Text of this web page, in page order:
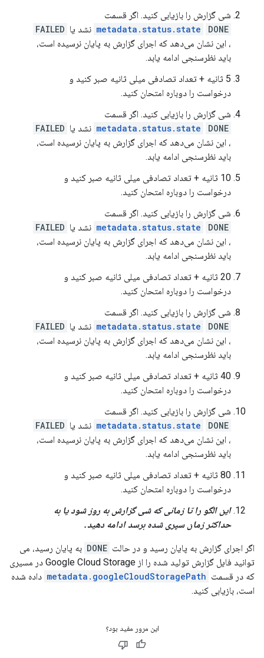
شی گزارش را بازیابی کنید. اگر قسمت
metadata.status.state
DONE نشد یا FAILED
، این نشان می‌دهد که اجرای گزارش به پایان نرسیده است،
باید نظرسنجی ادامه یابد.
5 ثانیه + تعداد تصادفی میلی ثانیه صبر کنید و
درخواست را دوباره امتحان کنید.
شی گزارش را بازیابی کنید. اگر قسمت
metadata.status.state
DONE نشد یا FAILED
، این نشان می‌دهد که اجرای گزارش به پایان نرسیده است،
باید نظرسنجی ادامه یابد.
10 ثانیه + تعداد تصادفی میلی ثانیه صبر کنید و
درخواست را دوباره امتحان کنید.
شی گزارش را بازیابی کنید. اگر قسمت
metadata.status.state
DONE نشد یا FAILED
، این نشان می‌دهد که اجرای گزارش به پایان نرسیده است،
باید نظرسنجی ادامه یابد.
20 ثانیه + تعداد تصادفی میلی ثانیه صبر کنید و
درخواست را دوباره امتحان کنید.
شی گزارش را بازیابی کنید. اگر قسمت
metadata.status.state
DONE نشد یا FAILED
، این نشان می‌دهد که اجرای گزارش به پایان نرسیده است،
باید نظرسنجی ادامه یابد.
40 ثانیه + تعداد تصادفی میلی ثانیه صبر کنید و
درخواست را دوباره امتحان کنید.
شی گزارش را بازیابی کنید. اگر قسمت
metadata.status.state
DONE نشد یا FAILED
، این نشان می‌دهد که اجرای گزارش به پایان نرسیده است،
باید نظرسنجی ادامه یابد.
80 ثانیه + تعداد تصادفی میلی ثانیه صبر کنید و
درخواست را دوباره امتحان کنید.
این الگو را تا زمانی که شی گزارش به روز شود یا به
حداکثر زمان سپری شده برسد ادامه دهید.
اگر اجرای گزارش به پایان رسید و در حالت DONE به پایان رسید، می
توانید فایل گزارش تولید شده را از Google Cloud Storage در مسیری
که در قسمت metadata.googleCloudStoragePath داده شده
است، بازیابی کنید.
این مرور مفید بود؟